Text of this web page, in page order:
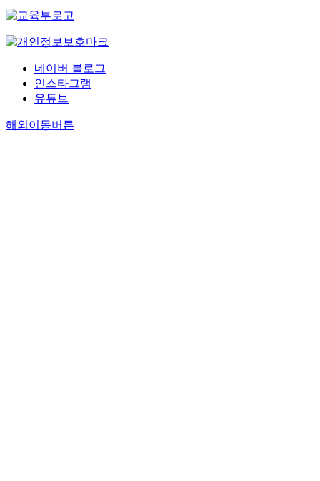
네이버 블로그
인스타그램
유튜브
해외이동버튼